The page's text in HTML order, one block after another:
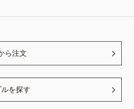
ら注文
を探す